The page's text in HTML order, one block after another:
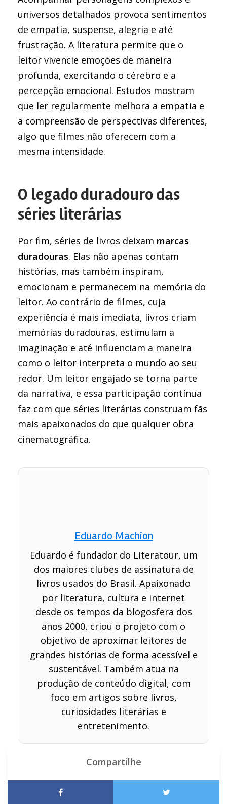
universos detalhados provoca sentimentos
de empatia, suspense, alegria e até
frustração. A literatura permite que o
leitor vivencie emoções de maneira
profunda, exercitando o cérebro e a
percepção emocional. Estudos mostram
que ler regularmente melhora a empatia e
a compreensão de perspectivas diferentes,
algo que filmes não oferecem com a
mesma intensidade.
O legado duradouro das
séries literárias
Por fim, séries de livros deixam marcas
duradouras. Elas não apenas contam
histórias, mas também inspiram,
emocionam e permanecem na memória do
leitor. Ao contrário de filmes, cuja
experiência é mais imediata, livros criam
memórias duradouras, estimulam a
imaginação e até influenciam a maneira
como o leitor interpreta o mundo ao seu
redor. Um leitor engajado se torna parte
da narrativa, e essa participação contínua
faz com que séries literárias construam fãs
mais apaixonados do que qualquer obra
cinematográfica.
Eduardo Machion
Eduardo é fundador do Literatour, um
dos maiores clubes de assinatura de
livros usados do Brasil. Apaixonado
por literatura, cultura e internet
desde os tempos da blogosfera dos
anos 2000, criou o projeto com o
objetivo de aproximar leitores de
grandes histórias de forma acessível e
sustentável. Também atua na
produção de conteúdo digital, com
foco em artigos sobre livros,
curiosidades literárias e
entretenimento.
Compartilhe